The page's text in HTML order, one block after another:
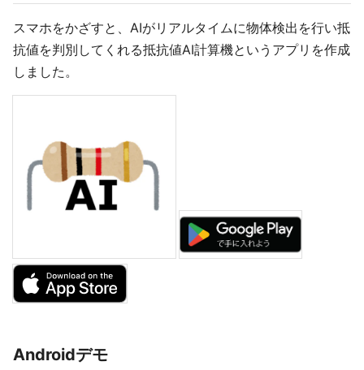
スマホをかざすと、AIがリアルタイムに物体検出を行い抵
抗値を判別してくれる抵抗値AI計算機というアプリを作成
しました。
Androidデモ